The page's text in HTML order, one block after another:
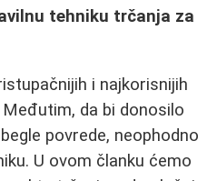
tehniku trčanja za
i najkorisnijih
da bi donosilo
povrede, neophodno
U ovom članku ćemo